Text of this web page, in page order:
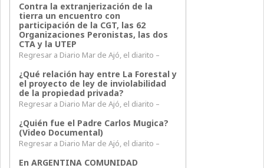
Contra la extranjerización de la
tierra un encuentro con
participación de la CGT, las 62
Organizaciones Peronistas, las dos
CTA y la UTEP
Regresar a Diario Mar de Ajó, el diarito –
¿Qué relación hay entre La Forestal y
el proyecto de ley de inviolabilidad
de la propiedad privada?
Regresar a Diario Mar de Ajó, el diarito –
¿Quién fue el Padre Carlos Mugica?
(Video Documental)
Regresar a Diario Mar de Ajó, el diarito –
En ARGENTINA COMUNIDAD